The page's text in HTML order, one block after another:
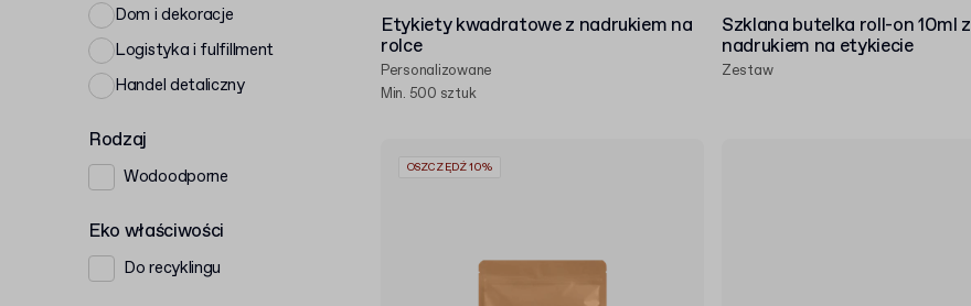
Dom i dekoracje
Logistyka i fulfillment
Handel detaliczny
Rodzaj
Wodoodporne
Eko właściwości
Do recyklingu
Etykiety kwadratowe z nadrukiem na
rolce
Personalizowane
Min. 500 sztuk
Szklana butelka roll-on 10ml z
nadrukiem na etykiecie
Zestaw
OSZCZĘDŹ 10%